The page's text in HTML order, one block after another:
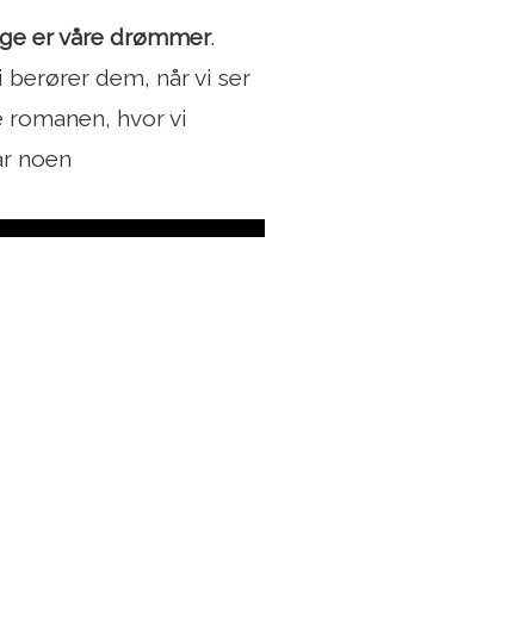
er våre drømmer.
dem, når vi ser
hvor vi
noen